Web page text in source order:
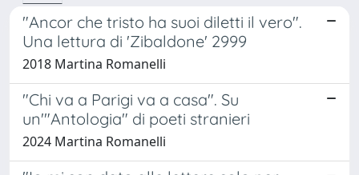
"Ancor che tristo ha suoi diletti il vero".
Una lettura di 'Zibaldone' 2999
2018 Martina Romanelli
"Chi va a Parigi va a casa". Su
un'"Antologia" di poeti stranieri
2024 Martina Romanelli